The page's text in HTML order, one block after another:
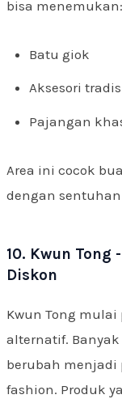
bisa menemukan:
Batu giok
Aksesori
Pajangan
Area ini cocok
dengan
10. Kwun Tong
Diskon
Kwun Tong
alternatif.
berubah menjadi
fashion. Produk